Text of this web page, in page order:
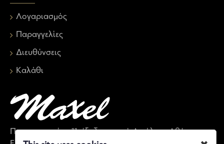
Λογαριασμός
Παραγγελίες
Διευθύνσεις
Καλάθι
Παπαναστασίου 11, έξοδος μετρό Αιγάλεω, Αθήνα,